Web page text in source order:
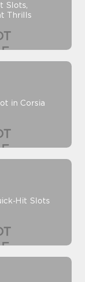
Slots,
Thrills
in Corsia
Slots